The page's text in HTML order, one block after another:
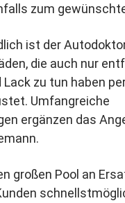
zum
ist der
die auch nur
Lack zu tun haben
Umfangreiche
ergänzen das
großen Pool an